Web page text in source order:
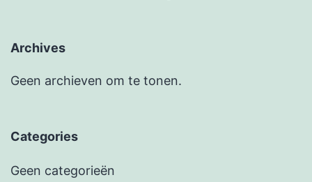
Archives
Geen archieven om te tonen.
Categories
Geen categorieën